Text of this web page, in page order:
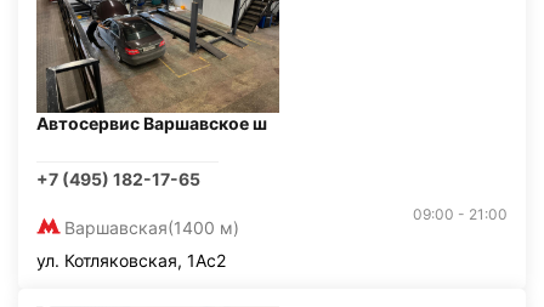
Автосервис Варшавское ш
+7 (495) 182-17-65
Варшавская(1400 м)
09:00 - 21:00
ул. Котляковская, 1Ас2